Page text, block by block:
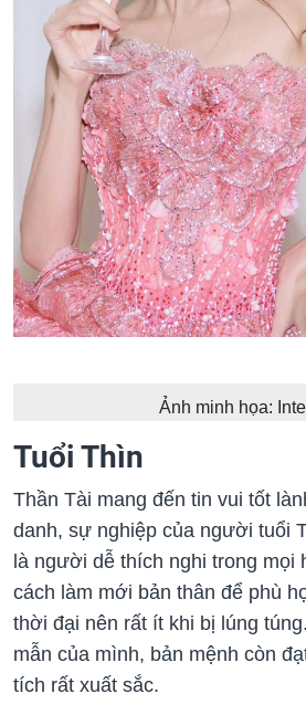
Ảnh minh họa:
Tuổi Thìn
Thần Tài mang đến tin vui tốt
danh, sự nghiệp của người tuổi
là người dễ thích nghi trong mọi
cách làm mới bản thân để phù
thời đại nên rất ít khi bị lúng
mẫn của mình, bản mệnh còn
tích rất xuất sắc.